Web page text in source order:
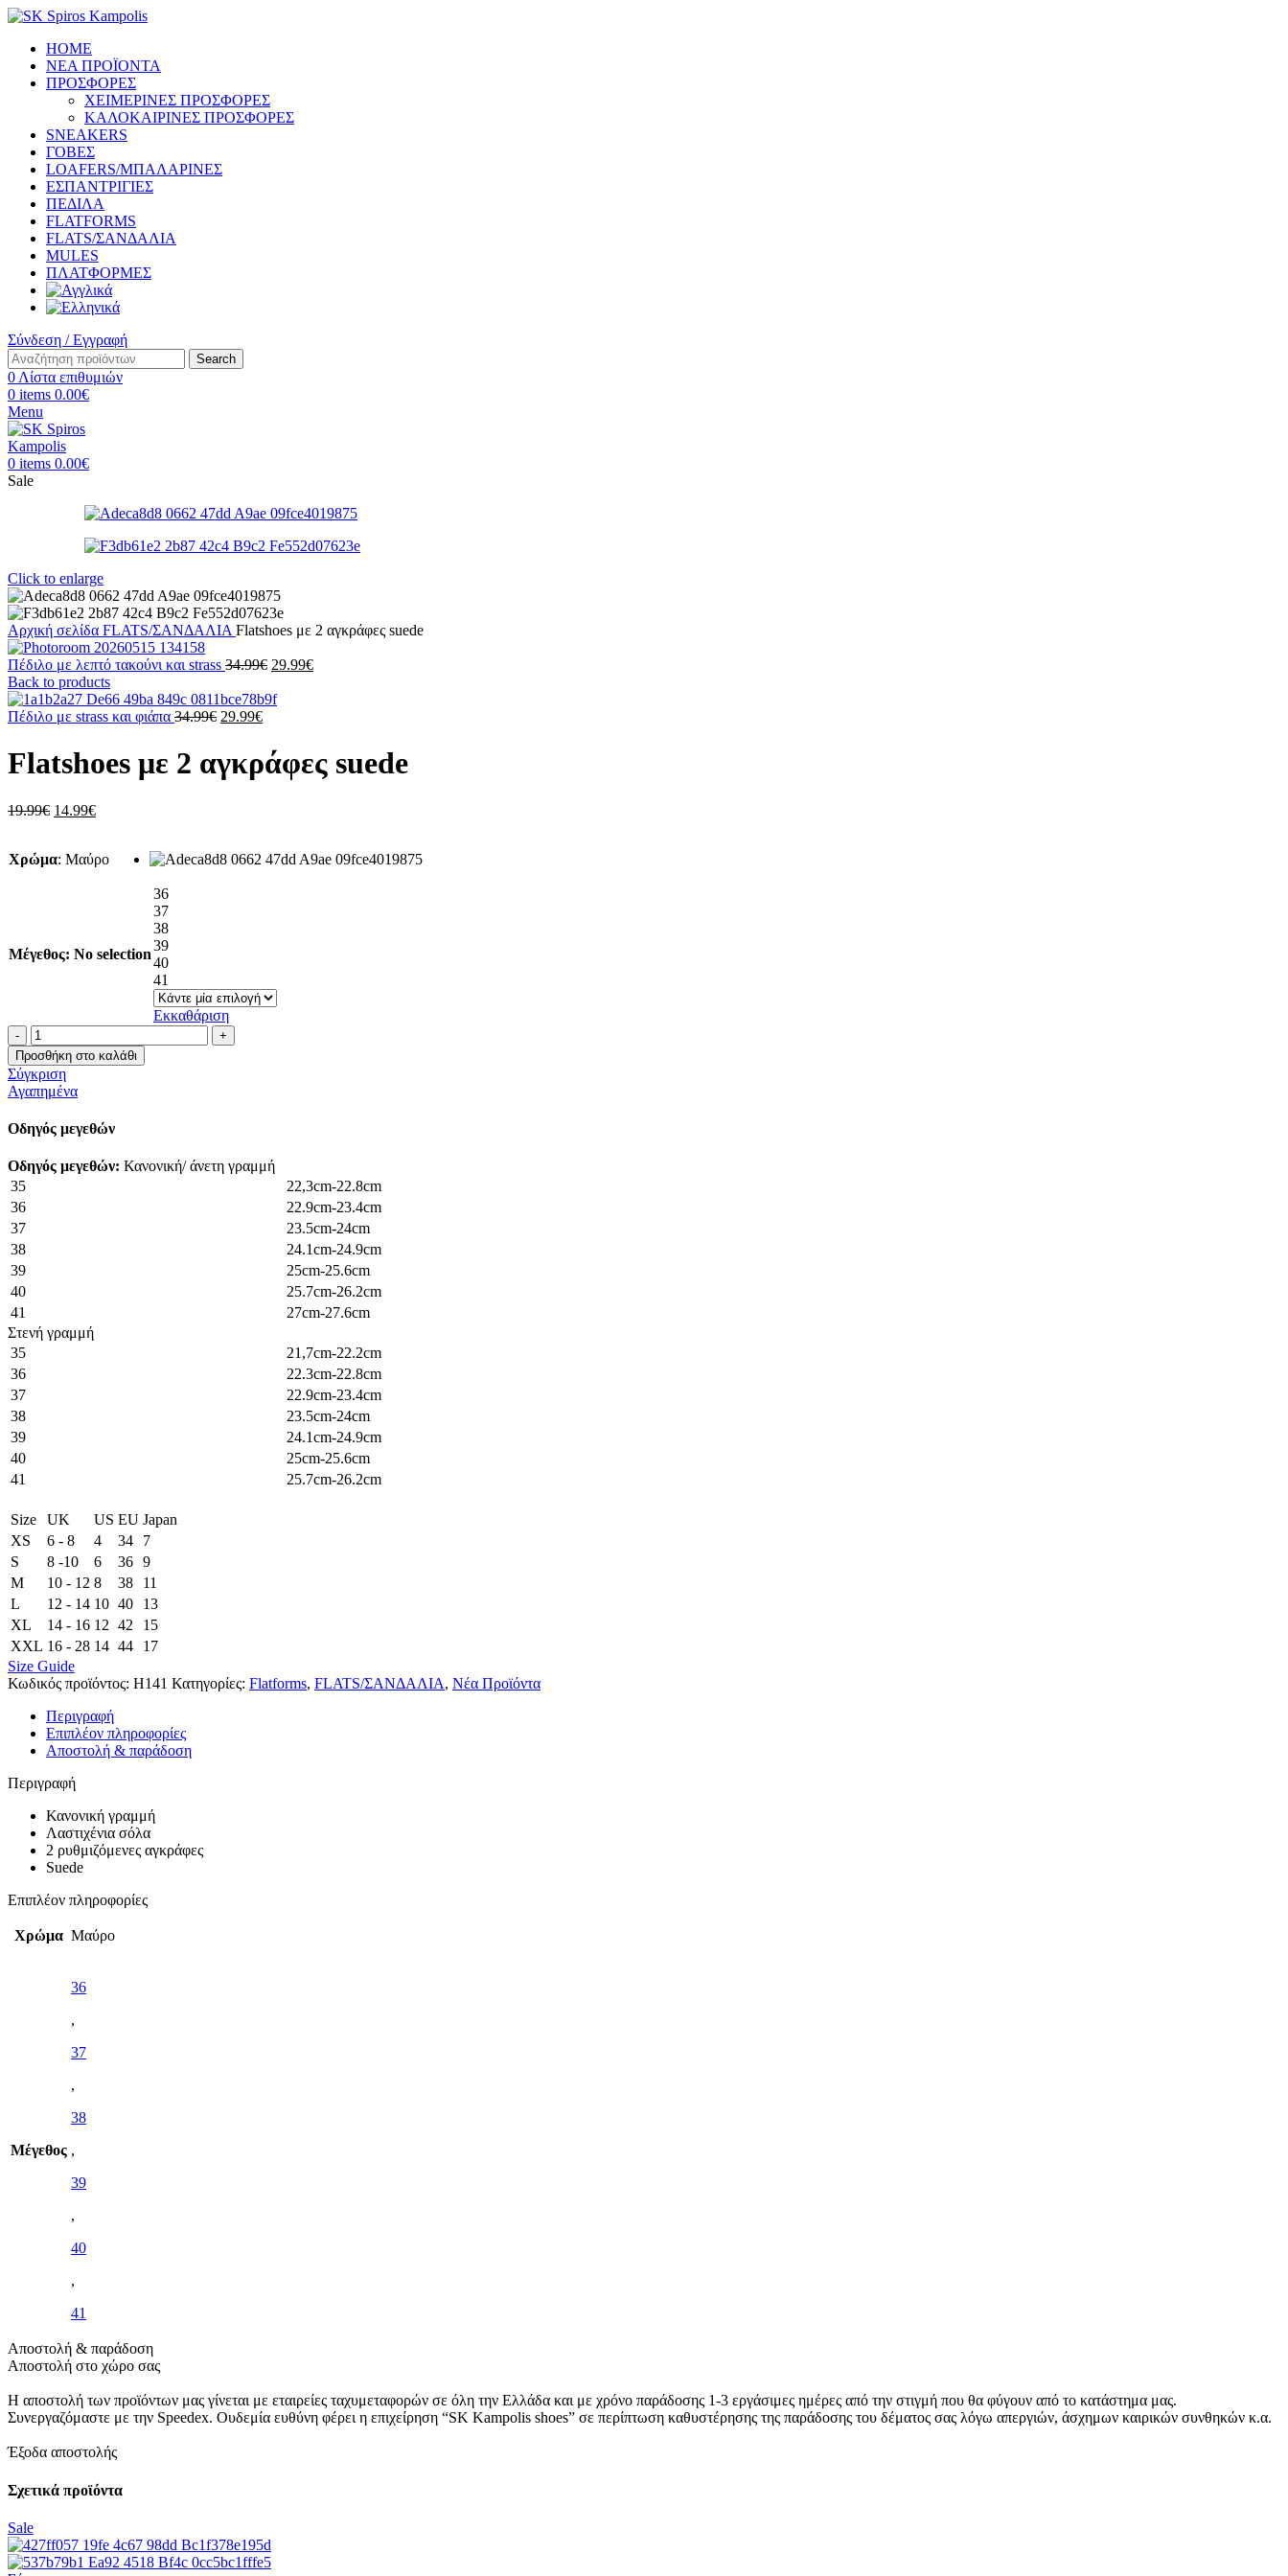
HOME
ΝΕΑ ΠΡΟΪΟΝΤΑ
ΠΡΟΣΦΟΡΕΣ
ΧΕΙΜΕΡΙΝΕΣ ΠΡΟΣΦΟΡΕΣ
ΚΑΛΟΚΑΙΡΙΝΕΣ ΠΡΟΣΦΟΡΕΣ
SNEAKERS
ΓΟΒΕΣ
LOAFERS/ΜΠΑΛΑΡΙΝΕΣ
ΕΣΠΑΝΤΡΙΓΙΕΣ
ΠΕΔΙΛΑ
FLATFORMS
FLATS/ΣΑΝΔΑΛΙΑ
MULES
ΠΛΑΤΦΟΡΜΕΣ
Σύνδεση / Εγγραφή
Search
0 Λίστα επιθυμιών
0 items 0.00€
Menu
0 items 0.00€
Sale
Click to enlarge
Αρχική σελίδα FLATS/ΣΑΝΔΑΛΙΑ Flatshoes με 2 αγκράφες suede
Πέδιλο με λεπτό τακούνι και strass 34.99€ Original
was:
29.99€Η
Back to products
Πέδιλο με strass και φιάπα 34.99€ Original
34.99€.
29.99€Η
τιμή
είναι:
29.99€.
Flatshoes με 2 αγκράφες suede
19.99€ Original
19.99€.
14.99€Η
είναι:
Χρώμα: Μαύρο
Μέγεθος: No selection
36
37
38
39
40
41
Εκκαθάριση
Flatshoes
με
2
αγκράφες
suede
ποσότητα
Προσθήκη στο καλάθι
Σύγκριση
Αγαπημένα
Οδηγός μεγεθών
Οδηγός μεγεθών: Κανονική/ άνετη γραμμή
35
22,3cm-22.8cm
36
22.9cm-23.4cm
37
23.5cm-24cm
38
24.1cm-24.9cm
39
25cm-25.6cm
40
25.7cm-26.2cm
41
27cm-27.6cm
Στενή γραμμή
35
21,7cm-22.2cm
36
22.3cm-22.8cm
37
22.9cm-23.4cm
38
23.5cm-24cm
39
24.1cm-24.9cm
40
25cm-25.6cm
41
25.7cm-26.2cm
Size UK US EU Japan
XS
6 - 8 4 34
7
S
8 -10 6 36 9
M
10 - 12 8 38
11
L
12 - 14 10 40
13
XL
14 - 16 12 42
15
XXL 16 - 28 14 44
17
Size Guide
Κωδικός προϊόντος: H141 Κατηγορίες: Flatforms, FLATS/ΣΑΝΔΑΛΙΑ, Νέα Προϊόντα
Περιγραφή
Επιπλέον πληροφορίες
Αποστολή & παράδοση
Περιγραφή
Κανονική γραμμή
Λαστιχένια σόλα
2 ρυθμιζόμενες αγκράφες
Suede
Επιπλέον πληροφορίες
Χρώμα Μαύρο
Μέγεθος
36
,
37
,
38
,
39
,
40
,
41
Αποστολή & παράδοση
Αποστολή στο χώρο σας
Η αποστολή των προϊόντων μας γίνεται με εταιρείες ταχυμεταφορών σε όλη την Ελλάδα και με χρόνο παράδοσης 1-3 εργάσιμες ημέρες από την στιγμή που θα φύγουν από το κατάστημα μας.
Συνεργαζόμαστε με την Speedex. Oυδεμία ευθύνη φέρει η επιχείρηση “SK Kampolis shoes” σε περίπτωση καθυστέρησης της παράδοσης του δέματος σας λόγω απεργιών, άσχημων καιρικών συνθηκών κ.α.
Έξοδα αποστολής
Σχετικά προϊόντα
Sale